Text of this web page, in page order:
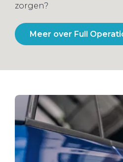
zorgen?
Meer over Full